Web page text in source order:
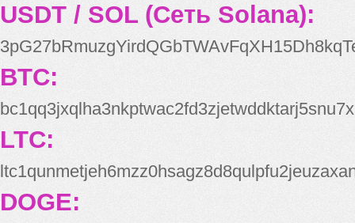
USDT / SOL (Сеть Solana):
BTC:
bc1qq3jxqlha3nkptwac2fd3zjetwddktarj5snu7x
LTC:
DOGE: